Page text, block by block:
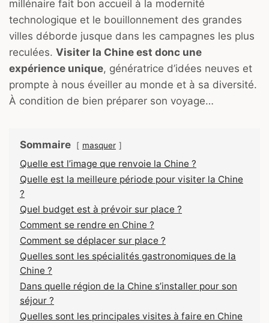
millénaire fait bon accueil à la modernité
technologique et le bouillonnement des grandes
villes déborde jusque dans les campagnes les plus
reculées. Visiter la Chine est donc une
expérience unique, génératrice d’idées neuves et
prompte à nous éveiller au monde et à sa diversité.
À condition de bien préparer son voyage…
Sommaire masquer
Quelle est l’image que renvoie la Chine ?
Quelle est la meilleure période pour visiter la Chine
?
Quel budget est à prévoir sur place ?
Comment se rendre en Chine ?
Comment se déplacer sur place ?
Quelles sont les spécialités gastronomiques de la
Chine ?
Dans quelle région de la Chine s’installer pour son
séjour ?
Quelles sont les principales visites à faire en Chine